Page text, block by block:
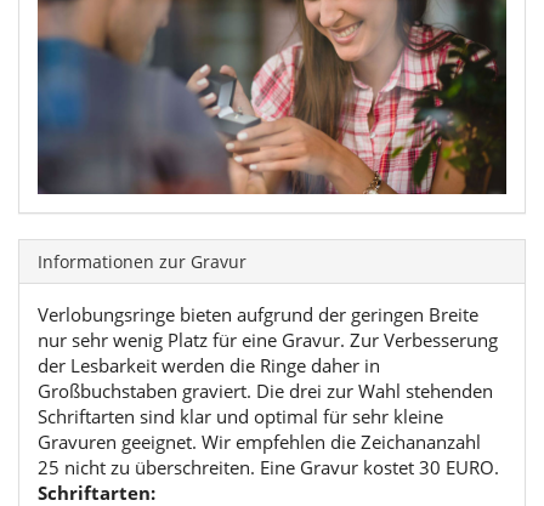
Informationen zur Gravur
Verlobungsringe bieten aufgrund der geringen Breite
nur sehr wenig Platz für eine Gravur. Zur Verbesserung
der Lesbarkeit werden die Ringe daher in
Großbuchstaben graviert. Die drei zur Wahl stehenden
Schriftarten sind klar und optimal für sehr kleine
Gravuren geeignet. Wir empfehlen die Zeichananzahl
25 nicht zu überschreiten. Eine Gravur kostet 30 EURO.
Schriftarten: